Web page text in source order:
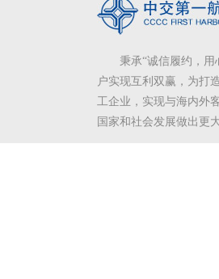
秉承“诚信履约，
户实现互利双赢，为打
工企业，实现与海内外
国家和社会发展做出更